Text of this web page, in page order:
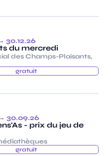
30.12.26
du mercredi
des Champs-Plaisants,
gratuit
→ 30.09.26
- prix du jeu de
gratuit